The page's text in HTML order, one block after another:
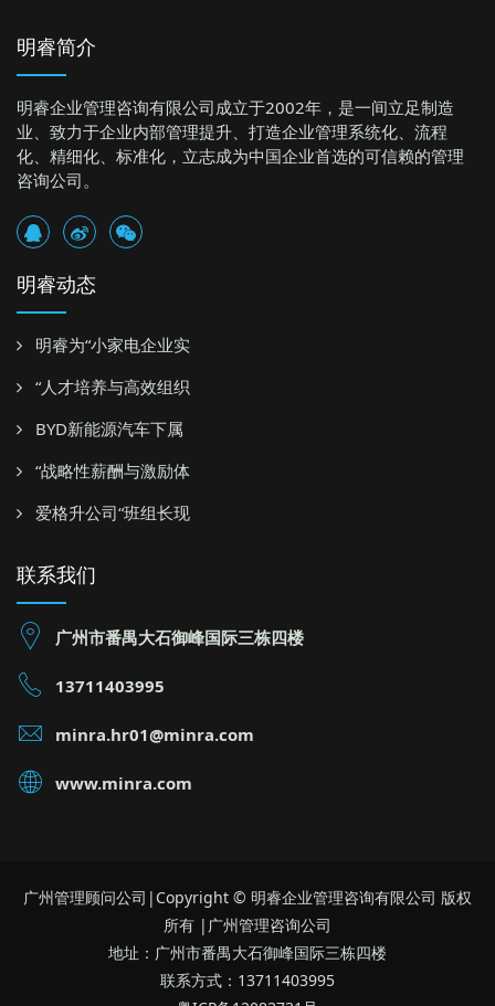
明睿简介
明睿企业管理咨询有限公司成立于2002年，是一间立足制造
业、致力于企业内部管理提升、打造企业管理系统化、流程
化、精细化、标准化，立志成为中国企业首选的可信赖的管理
咨询公司。
明睿动态
明睿为“小家电企业实
“人才培养与高效组织
BYD新能源汽车下属
“战略性薪酬与激励体
爱格升公司“班组长现
联系我们
广州市番禺大石御峰国际三栋四楼
13711403995
minra.hr01@minra.com
www.minra.com
广州管理顾问公司|Copyright © 明睿企业管理咨询有限公司 版权
所有 |广州管理咨询公司
地址：广州市番禺大石御峰国际三栋四楼
联系方式：13711403995